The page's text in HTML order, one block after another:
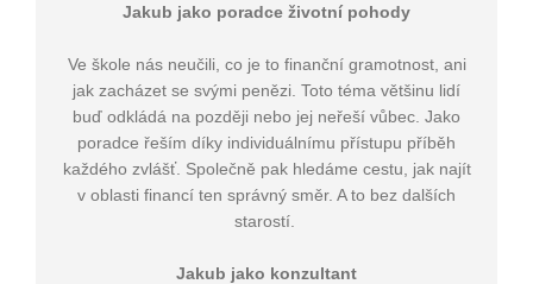
Jakub jako poradce životní pohody
Ve škole nás neučili, co je to finanční gramotnost, ani
jak zacházet se svými penězi. Toto téma většinu lidí
buď odkládá na později nebo jej neřeší vůbec. Jako
poradce řeším díky individuálnímu přístupu příběh
každého zvlášť. Společně pak hledáme cestu, jak najít
v oblasti financí ten správný směr. A to bez dalších
starostí.
Jakub jako konzultant